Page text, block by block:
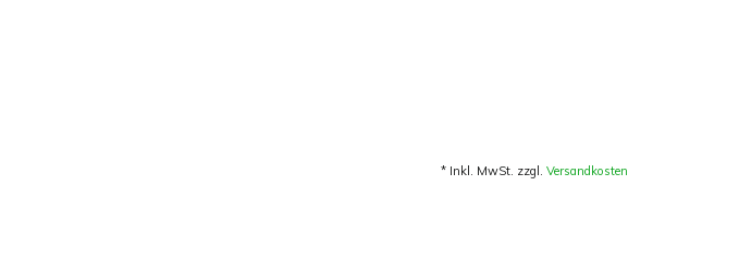
* Inkl. MwSt. zzgl. Versandkosten